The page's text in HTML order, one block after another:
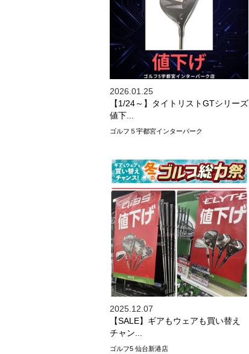
2026.01.25
【1/24～】タイトリストGTシリーズ
値下...
ゴルフ５宇都宮インターパーク
2025.12.07
【SALE】ギアもウェアも買い替え
チャン...
ゴルフ5 仙台新港店